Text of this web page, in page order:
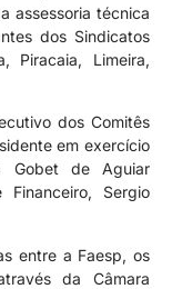
assessoria técnica
dos Sindicatos
Piracaia, Limeira,
dos Comitês
em exercício
Gobet de Aguiar
Sergio
entre a Faesp, os
da Câmara